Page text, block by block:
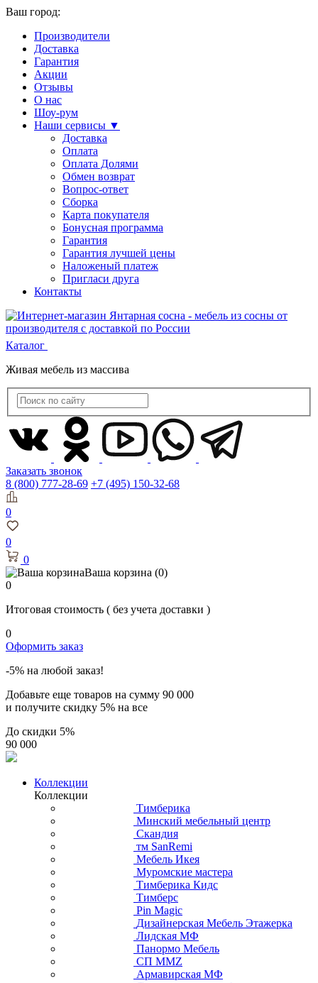
Ваш город:
Производители
Доставка
Гарантия
Акции
Отзывы
О нас
Шоу-рум
Наши сервисы ▼
Доставка
Оплата
Оплата Долями
Обмен возврат
Вопрос-ответ
Сборка
Карта покупателя
Бонусная программа
Гарантия
Гарантия лучшей цены
Наложеный платеж
Пригласи друга
Контакты
Каталог
Живая мебель из массива
Заказать звонок
8 (800) 777-28-69 +7 (495) 150-32-68
0
0
0
Ваша корзина (0)
0
Итоговая стоимость ( без учета доставки )
0
Оформить заказ
-5% на любой заказ!
Добавьте еще товаров на сумму 90 000
и получите скидку 5% на все
До скидки 5%
90 000
Коллекции
Коллекции
Тимберика
Минский мебельный центр
Скандия
тм SanRemi
Мебель Икея
Муромские мастера
Тимберика Кидс
Тимберс
Pin Magic
Дизайнерская Мебель Этажерка
Лидская МФ
Панормо Мебель
СП ММZ
Армавирская МФ